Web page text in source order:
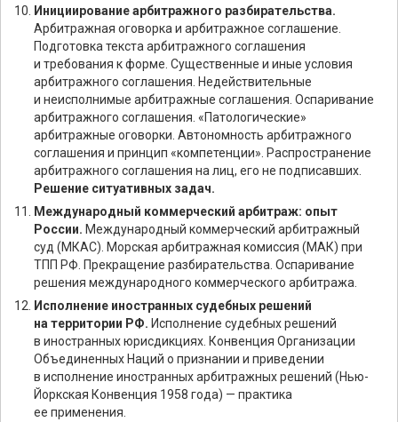
Инициирование арбитражного разбирательства.
Арбитражная оговорка и арбитражное соглашение.
Подготовка текста арбитражного соглашения
и требования к форме. Существенные и иные условия
арбитражного соглашения. Недействительные
и неисполнимые арбитражные соглашения. Оспаривание
арбитражного соглашения. «Патологические»
арбитражные оговорки. Автономность арбитражного
соглашения и принцип «компетенции». Распространение
арбитражного соглашения на лиц, его не подписавших.
Решение ситуативных задач.
Международный коммерческий арбитраж: опыт
России. Международный коммерческий арбитражный
суд (МКАС). Морская арбитражная комиссия (МАК) при
ТПП РФ. Прекращение разбирательства. Оспаривание
решения международного коммерческого арбитража.
Исполнение иностранных судебных решений
на территории РФ. Исполнение судебных решений
в иностранных юрисдикциях. Конвенция Организации
Объединенных Наций о признании и приведении
в исполнение иностранных арбитражных решений (Нью-
Йоркская Конвенция 1958 года) — практика
ее применения.